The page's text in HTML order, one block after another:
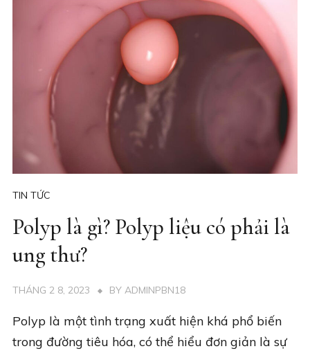
TIN TỨC
Polyp là gì? Polyp liệu có phải là
ung thư?
THÁNG 2 8, 2023 BY ADMINPBN18
Polyp là một tình trạng xuất hiện khá phổ biến
trong đường tiêu hóa, có thể hiểu đơn giản là sự